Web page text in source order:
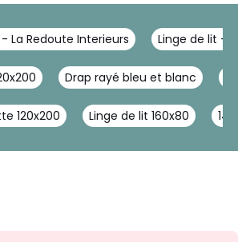
La Redoute Interieurs Linge de lit -
Drap rayé bleu et blanc
120x200 Linge de lit 160x80